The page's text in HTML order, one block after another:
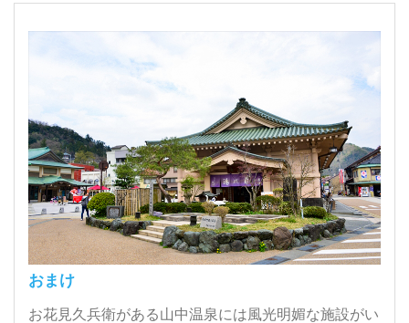
おまけ
お花見久兵衛がある山中温泉には風光明媚な施設がい